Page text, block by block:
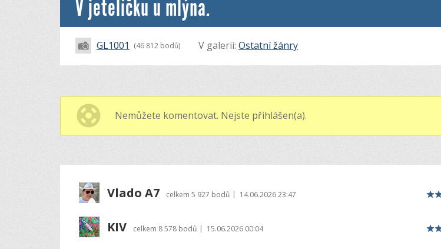
V jetelíčku u mlýna.
GL1001 (46 812 bodů) V galerii: Ostatní žánry
Nemůžete komentovat. Nejste přihlášen(a).
Vlado A7 celkem 5 927 bodů | 14.06.2026 23:47
KIV celkem 8 578 bodů | 15.06.2026 00:04